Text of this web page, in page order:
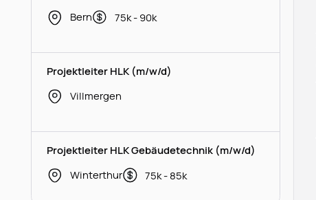
Bern
75k - 90k
Projektleiter HLK (m/w/d)
Villmergen
Projektleiter HLK Gebäudetechnik (m/w/d)
Winterthur
75k - 85k